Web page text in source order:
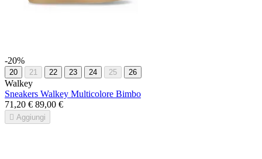
-20%
20 21 22 23 24 25 26
Walkey
Sneakers Walkey Multicolore Bimbo
71,20 € 89,00 €
 Aggiungi